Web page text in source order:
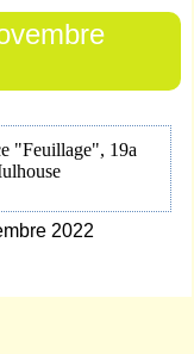
"Feuillage", 19a
2022